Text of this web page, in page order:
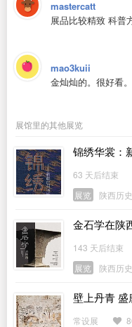
mastercatt
展品比较精致 科普
mao3kuii
金灿灿的。很好看。
展馆里的其他展览
锦绣华裳：
63 天后结束
展览
陕西历
金石学在陕
143 天后结束
展览
陕西历
壁上丹青
护展
常设展